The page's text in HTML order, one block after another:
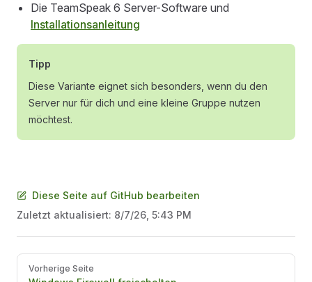
Die TeamSpeak 6 Server-Software und
Installationsanleitung
Tipp
Diese Variante eignet sich besonders, wenn du den
Server nur für dich und eine kleine Gruppe nutzen
möchtest.
Diese Seite auf GitHub bearbeiten
Zuletzt aktualisiert: 8/7/26, 5:43 PM
Pager
Vorherige Seite